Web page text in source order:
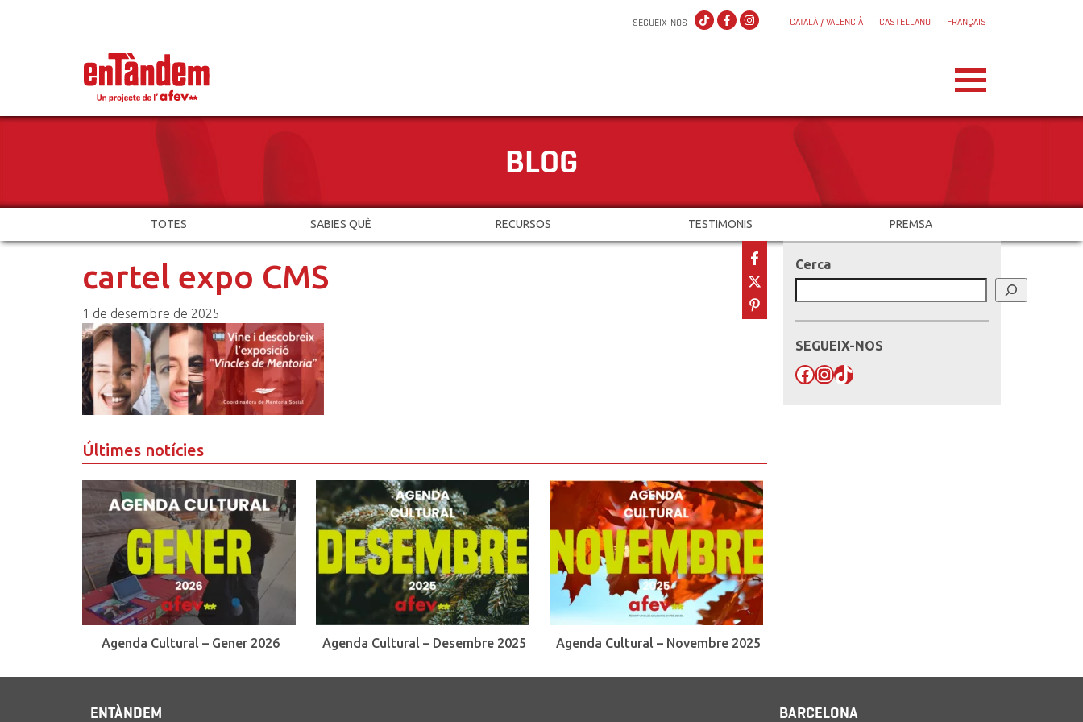
CATALÀ / VALENCIÀ CASTELLANO FRANÇAIS
SEGUEIX-NOS
BLOG
TOTES SABIES QUÈ RECURSOS TESTIMONIS PREMSA
cartel expo CMS
1 de desembre de 2025
Últimes notícies
Agenda Cultural – Gener 2026 Agenda Cultural – Desembre 2025 Agenda Cultural – Novembre 2025
Cerca
SEGUEIX-NOS
Facebook
Instagram
TikTok
ENTÀNDEM BARCELONA